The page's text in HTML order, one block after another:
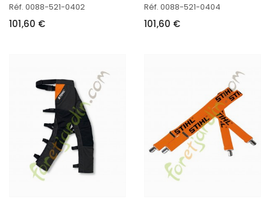
Réf. 0088-521-0402
101,60 €
Réf. 0088-521-0404
101,60 €